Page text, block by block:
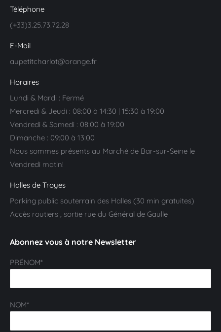
Téléphone
(+33)3.25.73.72.28
E-Mail
aupetitcharlot@orange.fr
Horaires
Lundi & Mardi : Fermé
Mercredi & Jeudi : 08:00 à 14:30 | 15:30 à 19:00
Vendredi & Samedi : 08:00 à 19:00
Dimanche : 09:00 à 13:00
Nous sommes présents au Marché de Bar-sur-Seine le
Vendredi matin!
Halles de Troyes
Parking public souterrain des Halles (30 min gratuites)
Accès routiers , sortie rue du Général de Gaulle
Abonnez vous à notre Newsletter
PRÉNOM*
NOM*